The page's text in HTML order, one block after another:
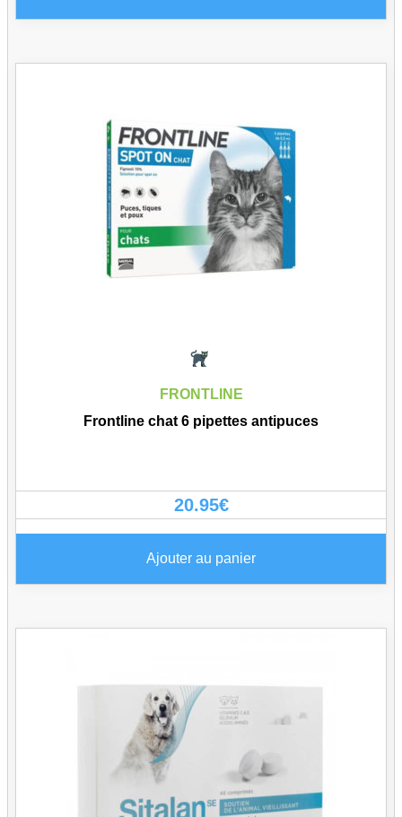
FRONTLINE
Frontline chat 6 pipettes antipuces
20.95€
Ajouter au panier